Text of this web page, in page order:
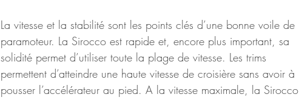
La vitesse et la stabilité sont les points clés d’une bonne voile de
paramoteur. La Sirocco est rapide et, encore plus important, sa
solidité permet d’utiliser toute la plage de vitesse. Les trims
permettent d’atteindre une haute vitesse de croisière sans avoir à
pousser l’accélérateur au pied. A la vitesse maximale, la Sirocco